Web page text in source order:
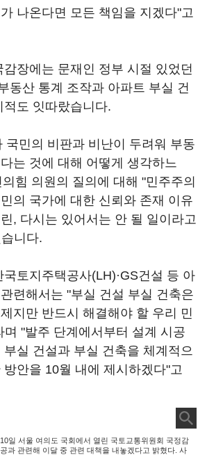
나온다면 모든 책임을 지겠다"고
장에는 문재인 정부 시절 있었던
동산 통계 조작과 아파트 부실 건
도 잇따랐습니다.
국민의 비판과 비난이 두려워 부동
는 것에 대해 어떻게 생각하느
힘 의원의 질의에 대해 "민주주의
의 국가에 대한 신뢰와 존재 이유
, 다시는 있어서는 안 될 일이라고
니다.
토지주택공사(LH)·GS건설 등 아
련해서는 "부실 건설 부실 건축은
지만 반드시 해결해야 할 우리 민
며 "발주 단계에서부터 설계 시공
실 건설과 부실 건축을 체계적으
안을 10월 내에 제시하겠다"고
일 서울 여의도 국회에서 열린 국토교통위원회 국정감
과 관련해 이달 중 관련 대책을 내놓겠다고 밝혔다. 사